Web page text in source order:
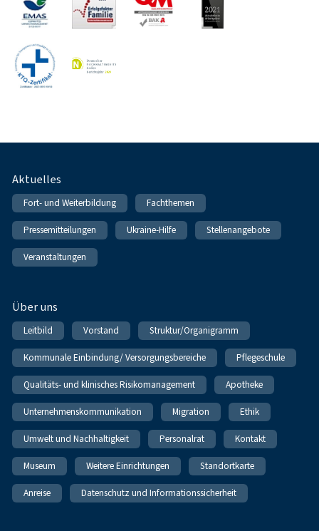
Fußnavigation
Aktuelles
Fort- und Weiterbildung Fachthemen
Pressemitteilungen Ukraine-Hilfe Stellenangebote
Veranstaltungen
Über uns
Leitbild Vorstand Struktur/Organigramm
Kommunale Einbindung/ Versorgungsbereiche Pflegeschule
Qualitäts- und klinisches Risikomanagement Apotheke
Unternehmenskommunikation Migration Ethik
Umwelt und Nachhaltigkeit Personalrat Kontakt
Museum Weitere Einrichtungen Standortkarte
Anreise Datenschutz und Informationssicherheit